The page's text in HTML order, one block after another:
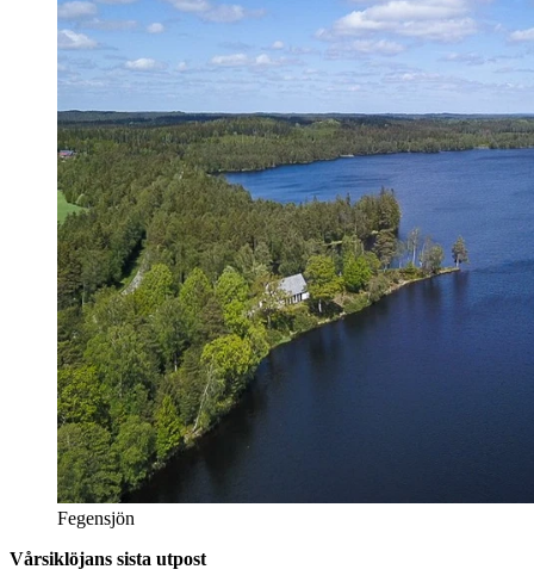
Fegensjön
Vårsiklöjans sista utpost